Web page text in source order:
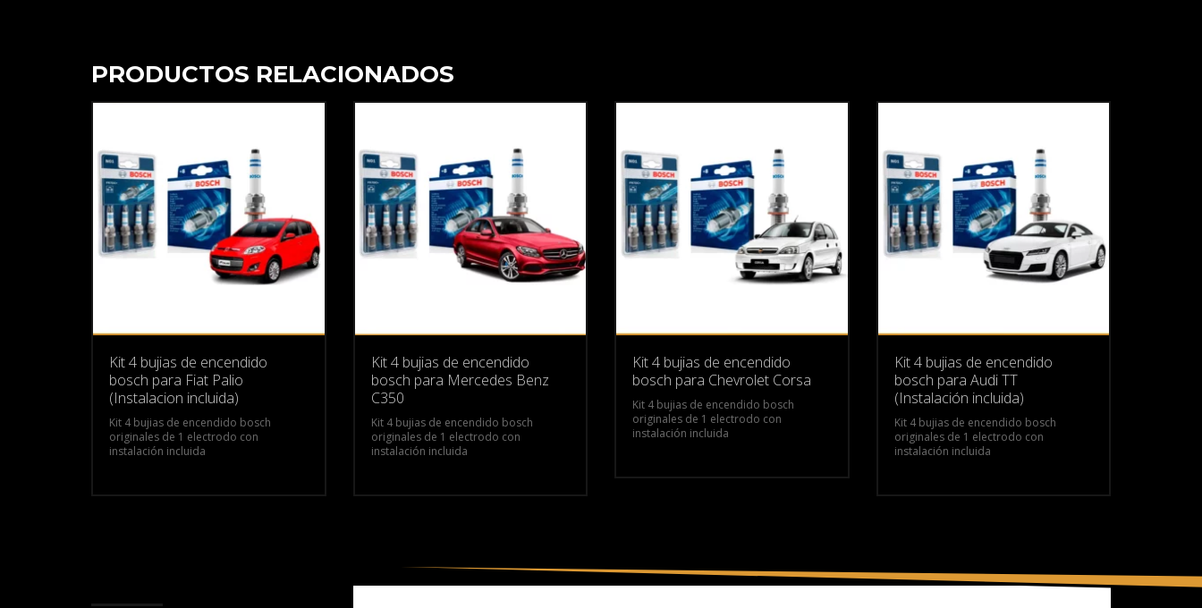
PRODUCTOS RELACIONADOS
Kit 4 bujias de encendido
bosch para Fiat Palio
(Instalacion incluida)
Kit 4 bujias de encendido bosch
originales de 1 electrodo con
instalación incluida
Kit 4 bujias de encendido
bosch para Mercedes Benz
C350
Kit 4 bujias de encendido bosch
originales de 1 electrodo con
instalación incluida
Kit 4 bujias de encendido
bosch para Chevrolet Corsa
Kit 4 bujias de encendido bosch
originales de 1 electrodo con
instalación incluida
Kit 4 bujias de encendido
bosch para Audi TT
(Instalación incluida)
Kit 4 bujias de encendido bosch
originales de 1 electrodo con
instalación incluida